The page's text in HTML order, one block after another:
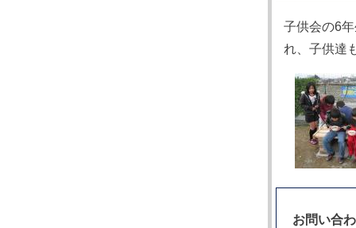
子供会の6
れ、子供達
お問い合